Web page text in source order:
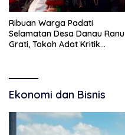
Ribuan Warga Padati
Selamatan Desa Danau Ranu
Grati, Tokoh Adat Kritik
Ekonomi dan Bisnis